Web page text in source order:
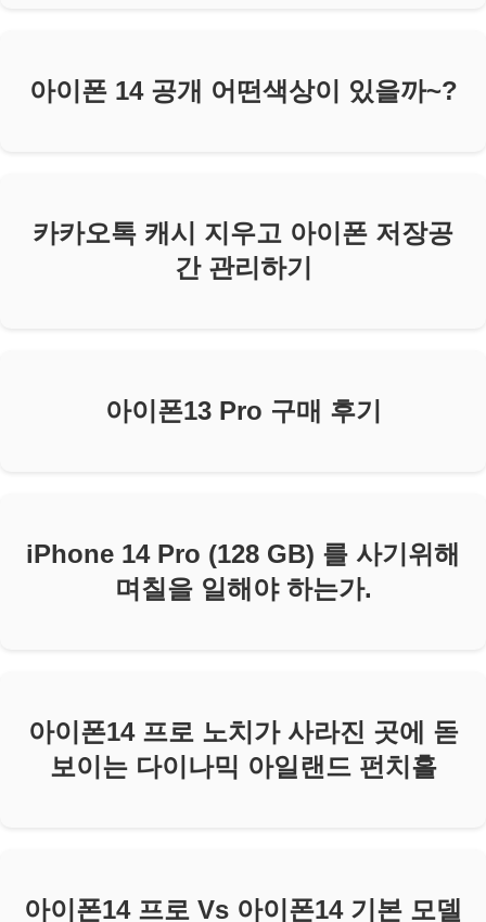
아이폰 14 공개 어떤색상이 있을까~?
카카오톡 캐시 지우고 아이폰 저장공
간 관리하기
아이폰13 Pro 구매 후기
iPhone 14 Pro (128 GB) 를 사기위해
며칠을 일해야 하는가.
아이폰14 프로 노치가 사라진 곳에 돋
보이는 다이나믹 아일랜드 펀치홀
아이폰14 프로 Vs 아이폰14 기본 모델